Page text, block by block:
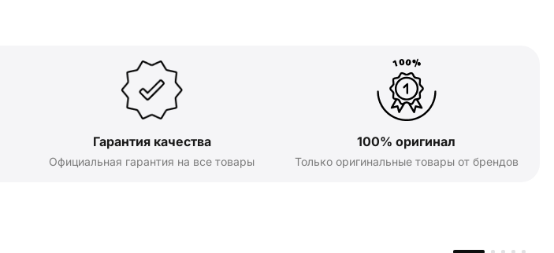
Гарантия качества
Официальная гарантия на все товары
100% оригинал
Только оригинальные товары от брендов